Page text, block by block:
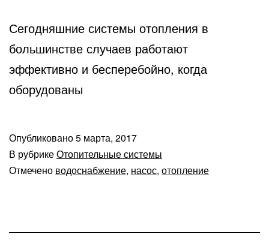
Сегодняшние системы отопления в
большинстве случаев работают
эффективно и бесперебойно, когда
оборудованы
Опубликовано5 марта, 2017
В рубрикеОтопительные системы
Отмечено водоснабжение, насос, отопление